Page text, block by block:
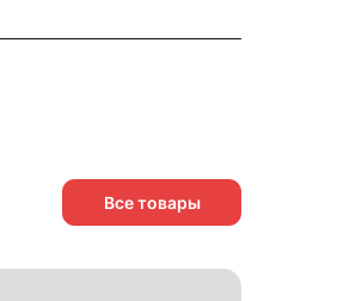
Все товары